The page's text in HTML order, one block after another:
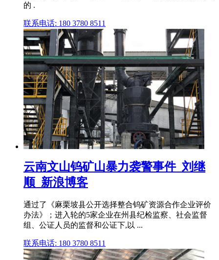
的 .
联系电话: 180 3780 8511
云南文山钨矿山暴力袭警事件_刘继
顺_新浪博客
通过了《麻栗坡县公开选择整合钨矿资源合作企业评价
办法》；进入轮的5家企业在州县纪检监察、社会监督
组、公证人员的监督和公证下,以 ...
联系电话: 180 3780 8511